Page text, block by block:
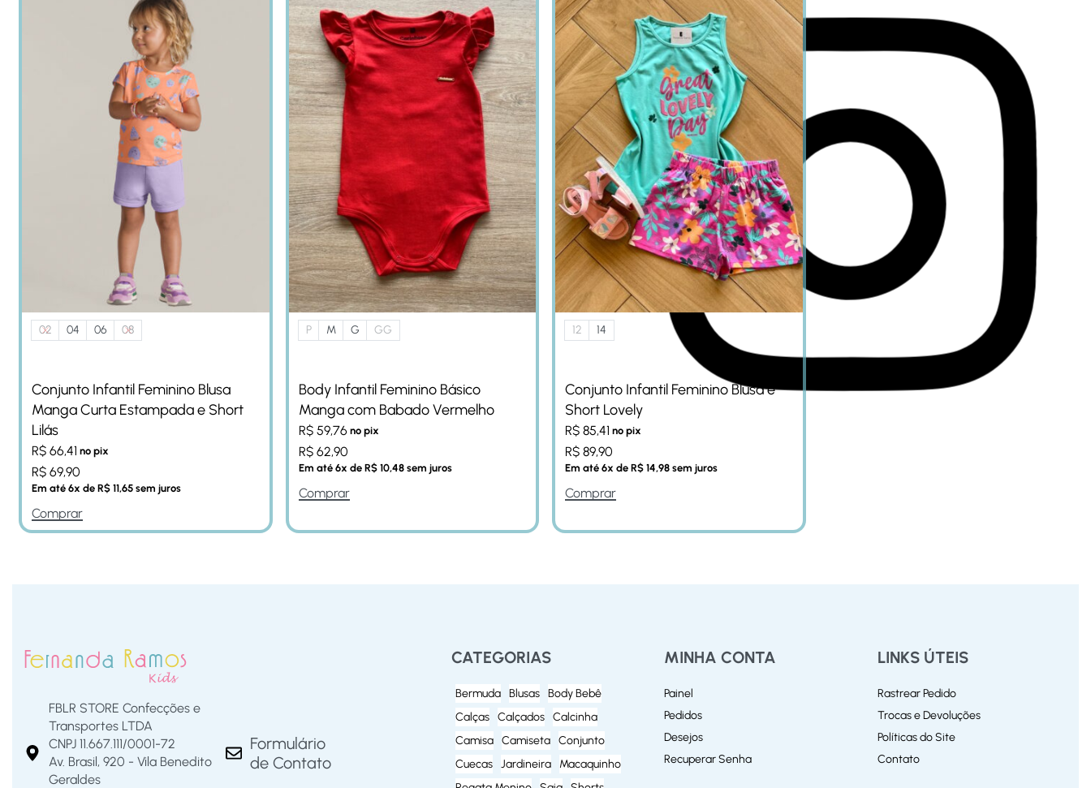
02 04 06 08
Conjunto Infantil Feminino Blusa
Manga Curta Estampada e Short
Lilás
R$ 66,41 no pix
R$ 69,90
Em até 6x de R$ 11,65 sem juros
Comprar
P M G GG
Body Infantil Feminino Básico
Manga com Babado Vermelho
R$59,76 no pix
R$62,90
Em até 6x de R$10,48sem juros
Comprar
12 14
Conjunto Infantil Feminino Blusa e
Short Lovely
R$ 85,41 no pix
R$ 89,90
Em até 6x de R$ 14,98 sem juros
Comprar
FBLR STORE Confecções e
Transportes LTDA
CNPJ 11.667.111/0001-72
Av. Brasil, 920 - Vila Benedito
Geraldes
Formulário
de Contato
CATEGORIAS
Bermuda Blusas
Body Bebê
Calças
Calçados
Calcinha
Camisa
Camiseta
Conjunto
Cuecas
Jardineira
Macaquinho
MINHA CONTA
Painel
Pedidos
Desejos
Recuperar Senha
LINKS ÚTEIS
Rastrear Pedido
Trocas e Devoluções
Políticas do Site
Contato